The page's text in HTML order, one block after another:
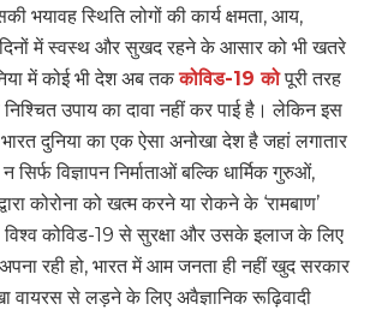
भयावह स्थिति लोगों की कार्य क्षमता, आय,
में स्वस्थ और सुखद रहने के आसार को भी खतरे
में कोई भी देश अब तककोविड-19 कोपूरी तरह
उपाय का दावा नहीं कर पाई है। लेकिन इस
दुनिया का एक ऐसा अनोखा देश है जहां लगातार
विज्ञापन निर्माताओं बल्कि धार्मिक गुरुओं,
कोरोना को खत्म करने या रोकने के ‘रामबाण’
विश्व कोविड-19 से सुरक्षा और उसके इलाज के लिए
रही हो, भारत में आम जनता ही नहीं खुद सरकार
वायरस से लड़ने के लिए अवैज्ञानिक रूढ़िवादी